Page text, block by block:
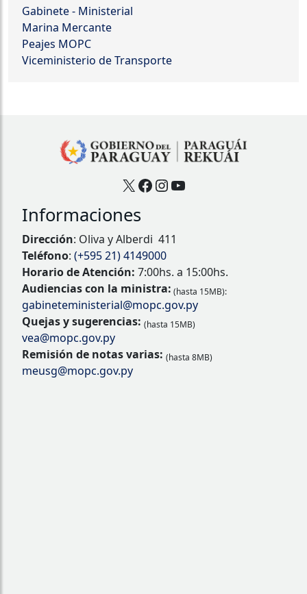
Gabinete - Ministerial
Marina Mercante
Peajes MOPC
Viceministerio de Transporte
X Facebook
Instagram
YouTube
Informaciones
Dirección: Oliva y Alberdi 411
Teléfono: (+595 21) 4149000
Horario de Atención: 7:00hs. a 15:00hs.
Audiencias con la ministra: (hasta 15MB):
gabineteministerial@mopc.gov.py
Quejas y sugerencias: (hasta 15MB)
vea@mopc.gov.py
Remisión de notas varias: (hasta 8MB)
meusg@mopc.gov.py